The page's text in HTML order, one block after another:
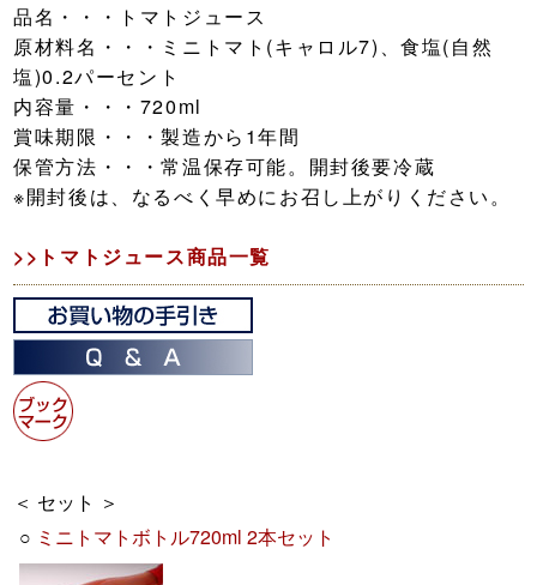
品名・・・トマトジュース
原材料名・・・ミニトマト(キャロル7)、食塩(自然
塩)0.2パーセント
内容量・・・720ml
賞味期限・・・製造から1年間
保管方法・・・常温保存可能。開封後要冷蔵
※開封後は、なるべく早めにお召し上がりください。
>>トマトジュース商品一覧
＜ セット ＞
○ ミニトマトボトル720ml 2本セット